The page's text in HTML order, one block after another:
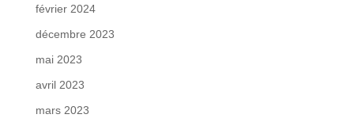
février 2024
décembre 2023
mai 2023
avril 2023
mars 2023